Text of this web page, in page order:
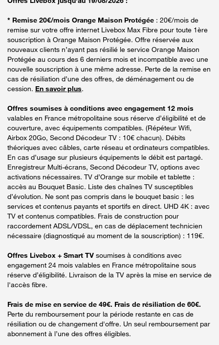
* Remise 20€/mois Orange Maison Protégée : 20€/mois de
remise sur votre offre internet Livebox Max Fibre pour toute 1ère
souscription à Orange Maison Protégée. Offre réservée aux
nouveaux clients n’ayant pas résilié le service Orange Maison
Protégée au cours des 6 derniers mois et incompatible avec une
nouvelle souscription à une même adresse. Perte de la remise en
cas de résiliation d’une des offres, de déménagement ou de
cession. En savoir plus.
Offres soumises à conditions avec engagement 12 mois
valables en France métropolitaine sous réserve d’éligibilité et de
couverture, avec équipements compatibles. (Répéteur Wifi,
Airbox 20Go, Second Décodeur TV : 10€ chacun). Débits
théoriques avec câbles, carte réseau et ordinateurs compatibles.
En cas d’usage sur plusieurs équipements le débit est partagé.
Enregistreur Multi-écrans, Second Décodeur TV, options avec
activations nécessaires. TV d’Orange sur mobile et tablette :
accès au Bouquet Basic. Liste des chaînes TV susceptibles
d’évolution. Ne sont pas compris dans le bouquet basic : les
services et contenus payants et sportifs en direct. UHD 4K : avec
TV et contenus compatibles. Frais de construction pour
raccordement ADSL/VDSL, en cas de déplacement technicien
nécessaire (diagnostiqué au moment de la souscription) : 119€.
Offres Livebox + Smart TV soumises à conditions avec
engagement 24 mois valables en France métropolitaine sous
réserve d’éligibilité. Livraison de la TV après la mise en service de
l'accès fibre.
Frais de mise en service de 49€. Frais de résiliation de 60€.
Perte du remboursement pour la période restante en cas de
résiliation ou de changement d'offre. Un seul remboursement par
abonnement à l’une des offres éligibles.